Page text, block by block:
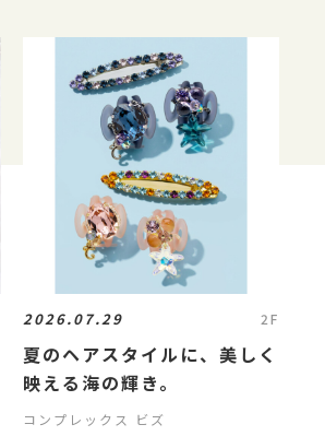
2026.07.29 2F
夏のヘアスタイルに、美しく
映える海の輝き。
コンプレックス ビズ